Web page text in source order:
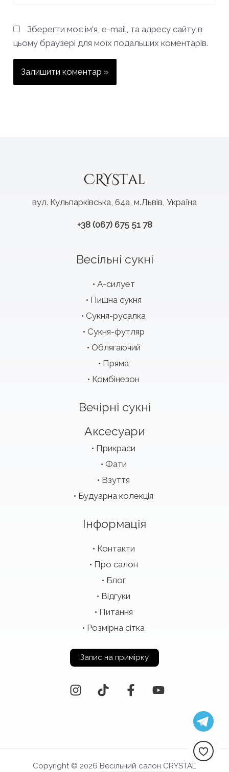
Зберегти моє ім'я, e-mail, та адресу сайту в
цьому браузері для моїх подальших коментарів.
вул. Кульпарківська, 64а, м.Львів, Україна
+38 (067) 675 51 78
Весільні сукні
А-силует
Пишна сукня
Сукня-русалка
Сукня-футляр
Облягаючий
Пряма
Комбінезон
Вечірні сукні
Аксесуари
Прикраси
Фати
Взуття
Будуарна колекція
Інформація
Контакти
Про салон
Блог
Відгуки
Питання
Розмірна сітка
Запис на примірку
Copyright © 2026 Весільний салон CRYSTAL